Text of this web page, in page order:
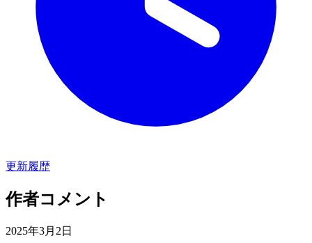
更新履歴
作者コメント
2025年3月2日